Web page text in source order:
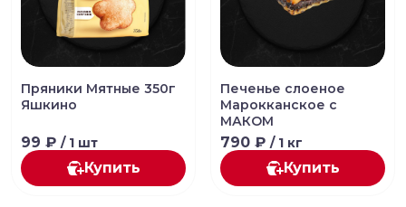
Пряники Мятные 350г
Яшкино
99 ₽ / 1 шт
Купить
Печенье слоеное
Марокканское с
МАКОМ
790 ₽ / 1 кг
Купить